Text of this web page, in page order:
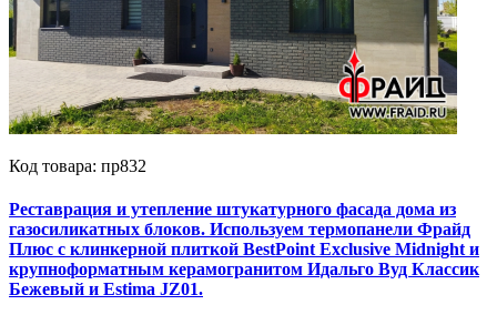
Код товара: пр832
Реставрация и утепление штукатурного фасада дома из
газосиликатных блоков. Используем термопанели Фрайд
Плюс с клинкерной плиткой BestPoint Exclusive Midnight и
крупноформатным керамогранитом Идальго Вуд Классик
Бежевый и Estima JZ01.